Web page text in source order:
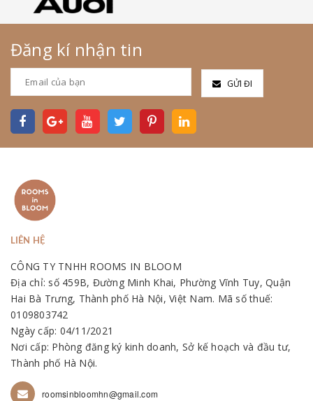
Đăng kí nhận tin
GỬI ĐI
LIÊN HỆ
CÔNG TY TNHH ROOMS IN BLOOM
Địa chỉ: số 459B, Đường Minh Khai, Phường Vĩnh Tuy, Quận
Hai Bà Trưng, Thành phố Hà Nội, Việt Nam. Mã số thuế:
0109803742
Ngày cấp: 04/11/2021
Nơi cấp: Phòng đăng ký kinh doanh, Sở kế hoạch và đầu tư,
Thành phố Hà Nội.
roomsinbloomhn@gmail.com